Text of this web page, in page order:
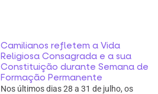
Camilianos refletem a Vida
Religiosa Consagrada e a sua
Constituição durante Semana de
Formação Permanente
Nos últimos dias 28 a 31 de julho, os